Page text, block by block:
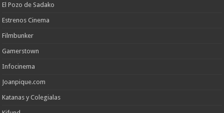
El Pozo de Sadako
Estrenos Cinema
Filmbunker
Gamerstown
Infocinema
Joanpique.com
Katanas y Colegialas